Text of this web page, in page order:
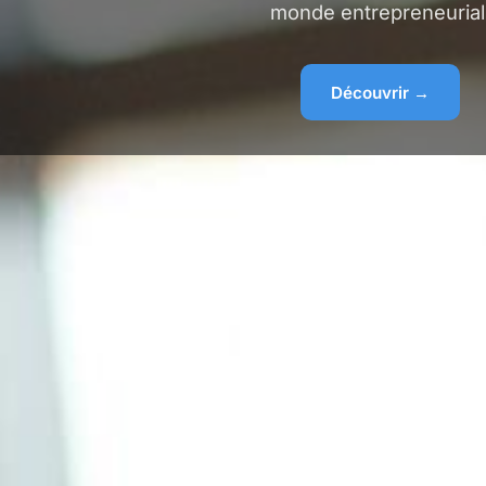
monde
Découvrir →